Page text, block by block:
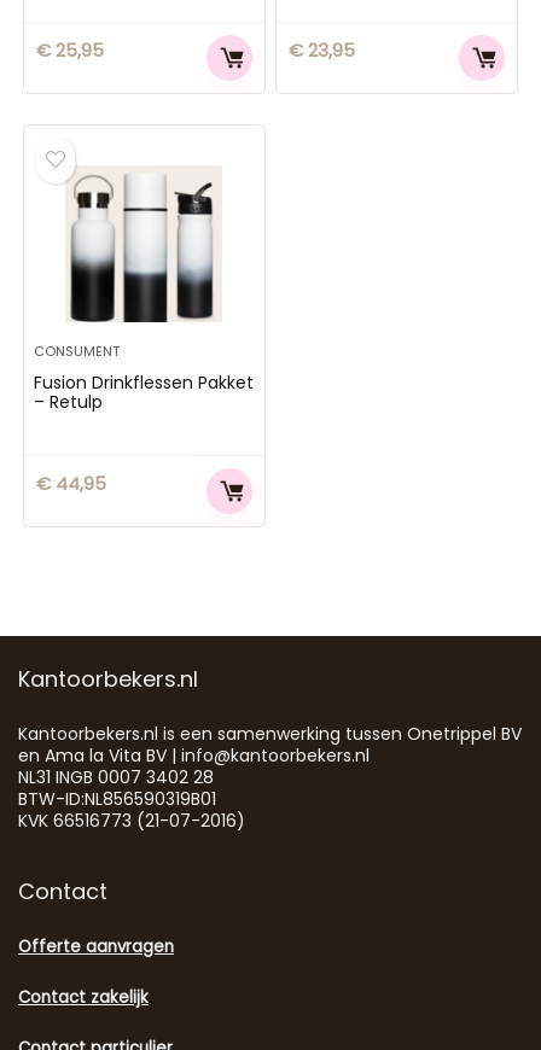
€25,95 €23,95
CONSUMENT
Fusion Drinkflessen Pakket
– Retulp
€44,95
Kantoorbekers.nl
Kantoorbekers.nl is een samenwerking tussen Onetrippel BV
en Ama la Vita BV | info@kantoorbekers.nl
NL31 INGB 0007 3402 28
BTW-ID:NL856590319B01
KVK 66516773 (21-07-2016)
Contact
Offerte aanvragen
Contact zakelijk